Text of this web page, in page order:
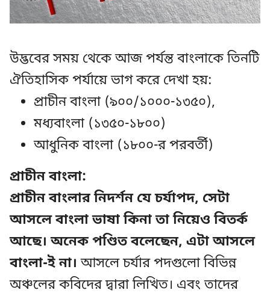
উদ্ভবের সময় থেকে আজ পর্যন্ত বাংলাকে তিনটি
ঐতিহাসিক পর্যায়ে ভাগ করে দেখা হয়:
প্রাচীন বাংলা (৯০০/১০০০-১৩৫০),
মধ্যবাংলা (১৩৫০-১৮০০)
আধুনিক বাংলা (১৮০০-র পরবর্তী)
প্রাচীন বাংলা:
প্রাচীন বাংলার নিদর্শন যে চর্যাপদ, সেটা
আসলে বাংলা ভাষা কিনা তা নিয়েও বিতর্ক
আছে। অনেক পণ্ডিত বলেছেন, এটা আসলে
বাংলা-ই না। আসলে চর্যার পদগুলো বিভিন্ন
অঞ্চলের কবিদের দ্বারা লিখিত। এবং তাদের